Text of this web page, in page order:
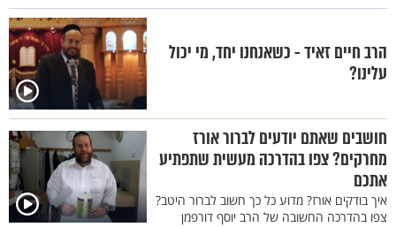
הרב חיים זאיד - כשאנחנו יחד, מי יכול
עלינו?
חושבים שאתם יודעים לברור אורז
מחרקים? צפו בהדרכה מעשית שתפתיע
אתכם
איך בודקים אורז? מדוע כל כך חשוב לברור היטב?
צפו בהדרכה החשובה של הרב יוסף דורפמן